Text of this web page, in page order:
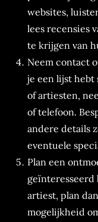
websites,
lees recensies
te krijgen van
Neem contact
je een lijst hebt
of artiesten,
of telefoon.
andere details
eventuele
Plan een
geïnteresseerd
artiest, plan
mogelijkheid